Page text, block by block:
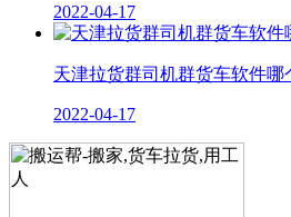
2022-04-17
天津拉货群司机群货车软件哪
2022-04-17